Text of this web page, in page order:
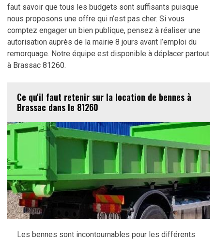
faut savoir que tous les budgets sont suffisants puisque
nous proposons une offre qui n’est pas cher. Si vous
comptez engager un bien publique, pensez à réaliser une
autorisation auprès de la mairie 8 jours avant l’emploi du
remorquage. Notre équipe est disponible à déplacer partout
à Brassac 81260.
Ce qu'il faut retenir sur la location de bennes à
Brassac dans le 81260
Les bennes sont incontournables pour les différents